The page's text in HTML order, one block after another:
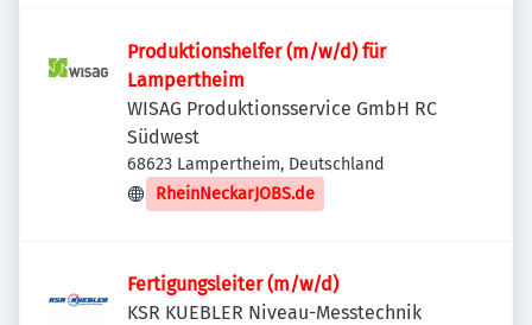
Produktionshelfer (m/w/d) für
Lampertheim
WISAG Produktionsservice GmbH RC
Südwest
68623 Lampertheim, Deutschland
RheinNeckarJOBS.de
Fertigungsleiter (m/w/d)
KSR KUEBLER Niveau-Messtechnik